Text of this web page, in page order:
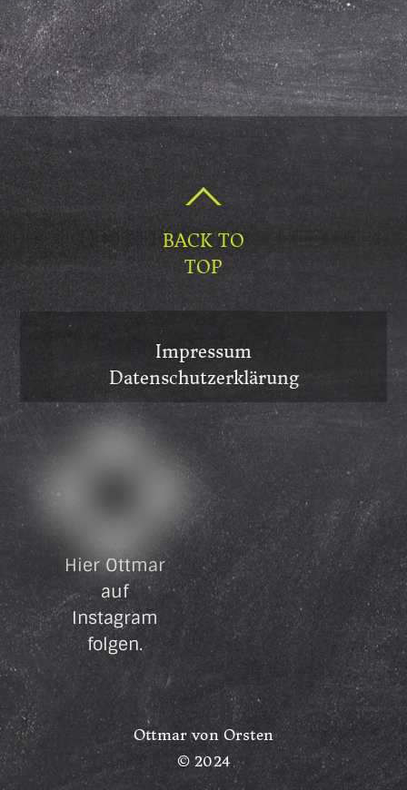
BACK TO
TOP
Impressum
Datenschutzerklärung
Hier Ottmar
auf
Instagram
folgen.
Ottmar von Orsten
© 2024